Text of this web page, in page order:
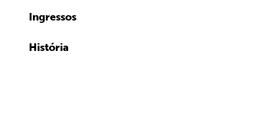
Ingressos
História